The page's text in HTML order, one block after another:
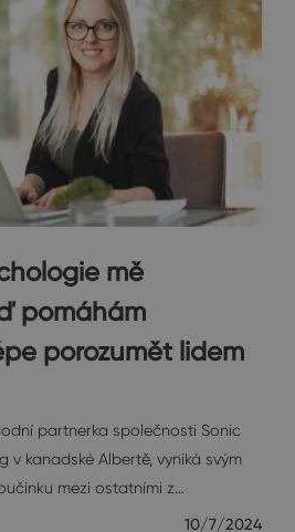
mě
pomáhám
porozumět lidem
partnerka společnosti Sonic
v kanadské Albertě, vyniká svým
mezi ostatními z…
10/7/2024